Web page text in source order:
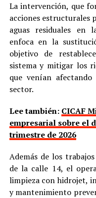
La intervención, que
acciones estructurales
aguas residuales en
enfoca en la
objetivo de
sistema y mitigar los
que venían
sector.
Lee también: CICAF
empresarial sobre el
trimestre de 2026
Además de los
de la calle 14, el
limpieza con hidrojet,
y mantenimiento